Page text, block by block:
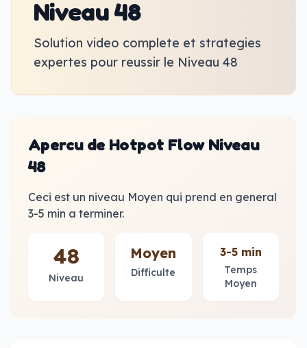
Niveau 48
Solution video complete et strategies
expertes pour reussir le Niveau 48
Apercu de Hotpot Flow Niveau
48
Ceci est un niveau Moyen qui prend en general
3-5 min a terminer.
48
Niveau
Moyen
Difficulte
3-5 min
Temps
Moyen